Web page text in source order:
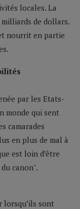
locales. La
de dollars.
nourrit en partie
par les Etats-
monde qui sent
camarades
en plus de mal à
est loin d’être
canon".
lorsqu’ils sont